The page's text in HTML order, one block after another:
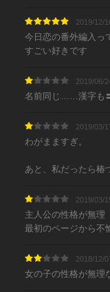
2019/12/
今日恋の番外編入っ
すごい好きです
2019/06/
名前同じ……漢字も
2019/03/
わがまますぎ。
あと、私だったら椿
2019/03/
主人公の性格が無理
最初のページから不
2018/12/
女の子の性格が無理